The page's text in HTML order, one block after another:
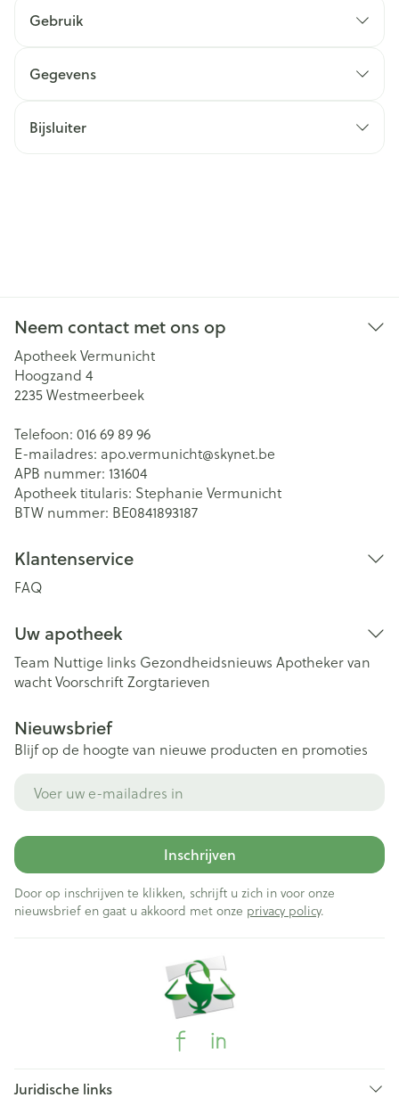
Gebruik
Gegevens
Bijsluiter
Neem contact met ons op
Apotheek Vermunicht
Hoogzand 4
2235Westmeerbeek
Telefoon: 016 69 89 96
E-mailadres: apo.vermunicht@skynet.be
APB nummer: 131604
Apotheek titularis: Stephanie Vermunicht
BTW nummer: BE0841893187
Klantenservice
FAQ
Uw apotheek
Team Nuttige links Gezondheidsnieuws Apotheker van
wachtVoorschriftZorgtarieven
Nieuwsbrief
Blijf op de hoogte van nieuwe producten en promoties
Inschrijven
Door op inschrijven te klikken, schrijft u zich in voor onze
nieuwsbrief en gaat u akkoord met onze privacy policy.
Juridische links